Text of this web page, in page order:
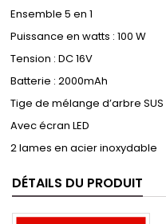
Ensemble 5 en 1
Puissance en watts : 100 W
Tension : DC 16V
Batterie : 2000mAh
Tige de mélange d’arbre
Avec écran LED
2 lames en acier inoxydable
DÉTAILS DU PRODUIT